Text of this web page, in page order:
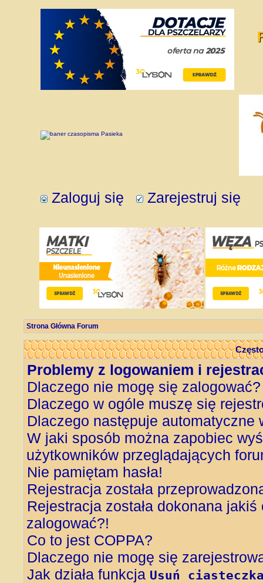
Zaloguj się Zarejestruj się
Strona Główna Forum
Problemy z logowaniem i
Dlaczego nie mogę się zalogować?
Dlaczego w ogóle muszę się
Dlaczego następuje automatyczne
W jaki sposób można zapobiec
użytkowników przeglądających
Nie pamiętam hasła!
Rejestracja została
Rejestracja została dokonana
zalogować?!
Co to jest COPPA?
Dlaczego nie mogę się
Jak działa funkcja Usuń